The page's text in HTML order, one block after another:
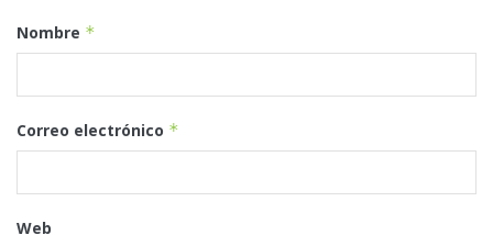
Nombre *
Correo electrónico *
Web